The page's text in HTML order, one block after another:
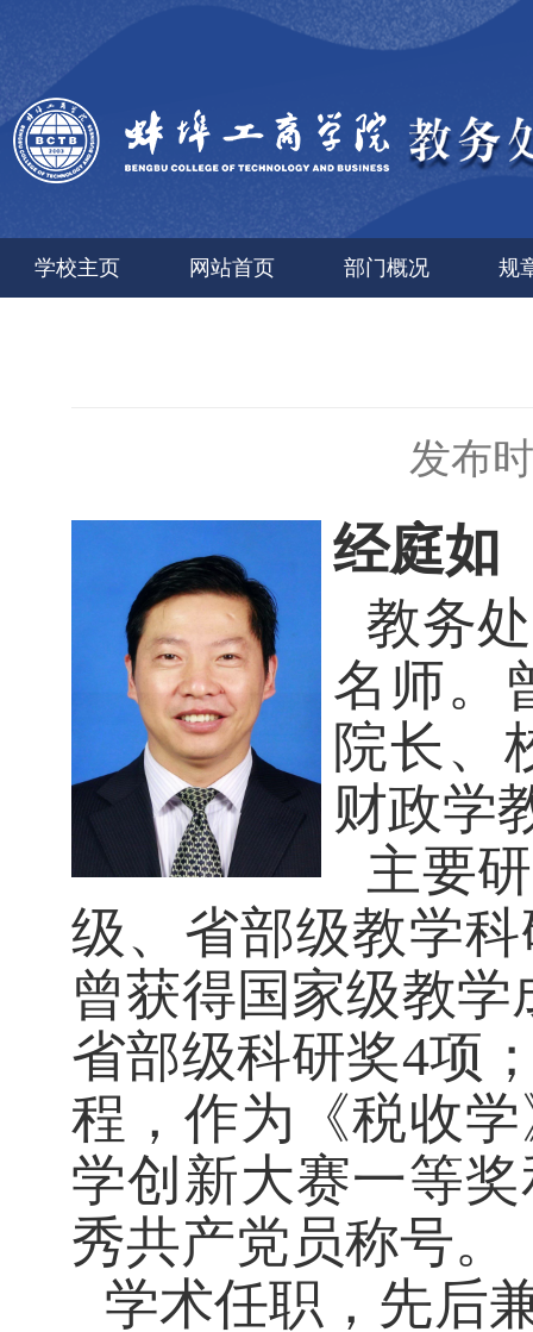
学校主页 网站首页 部门概况 规
发布
经庭如
教务
名师。
院长、
财政学
主要
级、省部级教学
曾获得国家级教学
省部级科研奖4项
程 ，作为《税收
学创新大赛一等奖
秀共产党员称号。
学术任职，先后